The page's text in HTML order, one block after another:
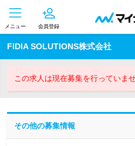
メニュー 会員登録
FIDIA SOLUTIONS株式会社
この求人は現在募集を行っていませ
その他の募集情報